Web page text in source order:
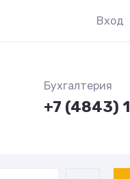
Вход
Бухгалтерия
+7 (4843)